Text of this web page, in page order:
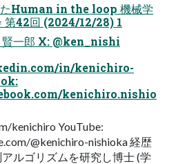
Human in the loop 機械学
第42回 (2024/12/28) 1
賢一郎 X: @ken_nishi
in/kenichiro-
kenichiro.nishio
kenichiro YouTube:
@kenichiro-nishioka 経歴
ルゴリズムを研究し博士 (学